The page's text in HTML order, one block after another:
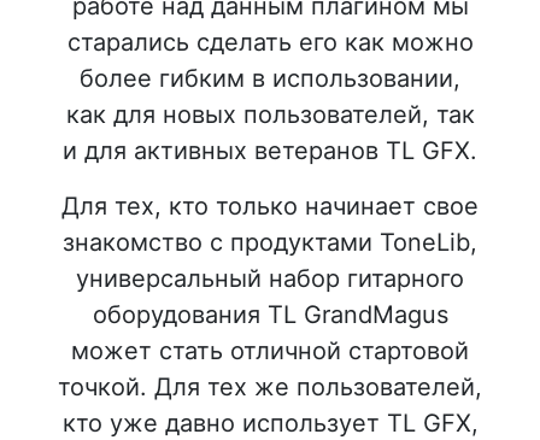
работе над данным плагином мы
старались сделать его как можно
более гибким в использовании,
как для новых пользователей, так
и для активных ветеранов TL GFX.
Для тех, кто только начинает свое
знакомство с продуктами ToneLib,
универсальный набор гитарного
оборудования TL GrandMagus
может стать отличной стартовой
точкой. Для тех же пользователей,
кто уже давно использует TL GFX,